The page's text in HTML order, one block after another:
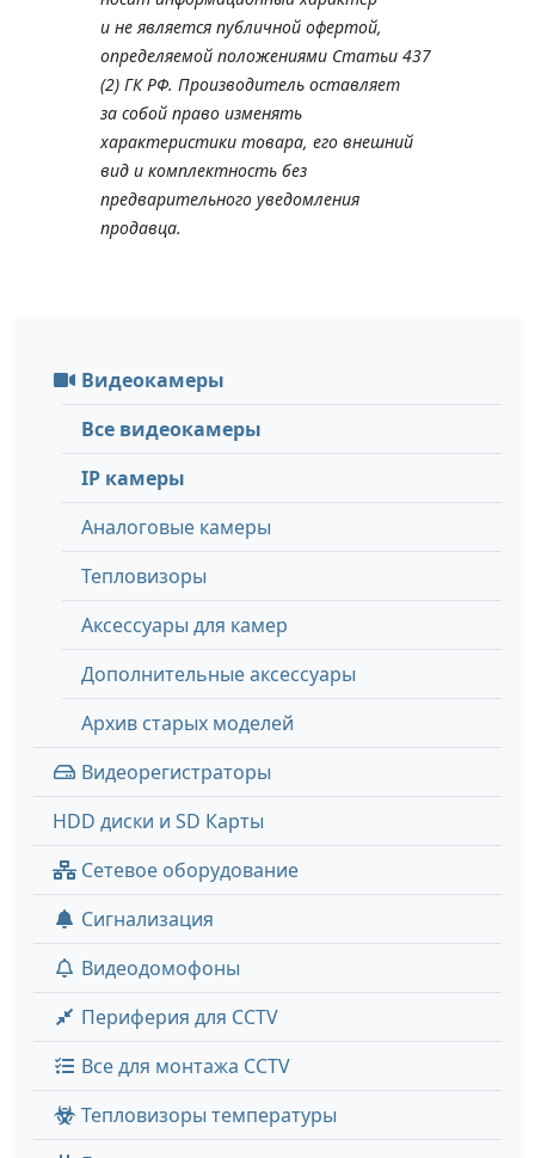
и не является публичной офертой,
определяемой положениями Статьи 437
(2) ГК РФ. Производитель оставляет
за собой право изменять
характеристики товара, его внешний
вид и комплектность без
предварительного уведомления
продавца.
Видеокамеры
Все видеокамеры
IP камеры
Аналоговые камеры
Тепловизоры
Аксессуары для камер
Дополнительные аксессуары
Архив старых моделей
Видеорегистраторы
HDD диски и SD Карты
Сетевое оборудование
Сигнализация
Видеодомофоны
Периферия для CCTV
Все для монтажа CCTV
Тепловизоры температуры